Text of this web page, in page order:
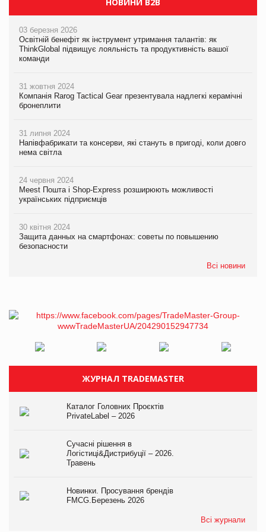
03 березня 2026
Освітній бенефіт як інструмент утримання талантів: як
ThinkGlobal підвищує лояльність та продуктивність вашої
команди
31 жовтня 2024
Компанія Rarog Tactical Gear презентувала надлегкі керамічні
бронеплити
31 липня 2024
Напівфабрикати та консерви, які стануть в пригоді, коли довго
нема світла
24 червня 2024
Meest Пошта і Shop-Express розширюють можливості
українських підприємців
30 квітня 2024
Защита данных на смартфонах: советы по повышению
безопасности
Всі новини
ЖУРНАЛ TRADEMASTER
Каталог Головних Проєктів
PrivateLabel – 2026
Сучасні рішення в
Логістиці&Дистрибуції – 2026.
Травень
Новинки. Просування брендів
FMCG.Березень 2026
Всі журнали